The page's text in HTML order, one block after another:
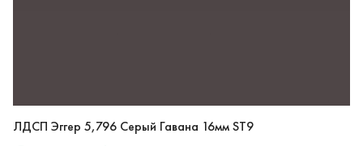
ЛДСП Эггер 5,796 Серый Гавана 16мм ST9